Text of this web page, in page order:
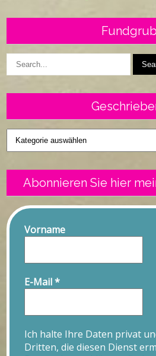
Geschriebenes
Abonnieren Sie hier
Vorname
E-Mail*
Ich halte Ihre Daten privat
Dritten, die diesen Dienst